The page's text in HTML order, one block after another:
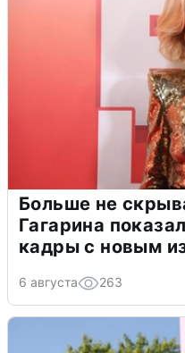
Больше не
Гагарина
кадры с новым
6 августа 263